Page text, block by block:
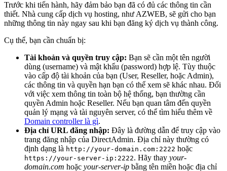
Trước khi tiến hành, hãy đảm bảo bạn đã có đủ các thông tin cần
thiết. Nhà cung cấp dịch vụ hosting, như AZWEB, sẽ gửi cho bạn
những thông tin này ngay sau khi bạn đăng ký dịch vụ thành công.
Cụ thể, bạn cần chuẩn bị:
Tài khoản và quyền truy cập: Bạn sẽ cần một tên người
dùng (username) và mật khẩu (password) hợp lệ. Tùy thuộc
vào cấp độ tài khoản của bạn (User, Reseller, hoặc Admin),
các thông tin và quyền hạn bạn có thể xem sẽ khác nhau. Đối
với việc xem thông tin toàn bộ hệ thống, bạn thường cần
quyền Admin hoặc Reseller. Nếu bạn quan tâm đến quyền
quản lý mạng và tài nguyên server, có thể tìm hiểu thêm về
Domain controller là gì.
Địa chỉ URL đăng nhập: Đây là đường dẫn để truy cập vào
trang đăng nhập của DirectAdmin. Địa chỉ này thường có
định dạng là http://your-domain.com:2222 hoặc
https://your-server-ip:2222. Hãy thay your-
domain.com hoặc your-server-ip bằng tên miền hoặc địa chỉ